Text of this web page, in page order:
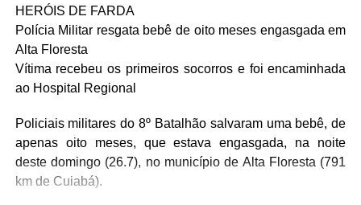
HERÓIS DE FARDA
Polícia Militar resgata bebê de oito meses engasgada em
Alta Floresta
Vítima recebeu os primeiros socorros e foi encaminhada
ao Hospital Regional
Policiais militares do 8º Batalhão salvaram uma bebê, de
apenas oito meses, que estava engasgada, na noite
deste domingo (26.7), no município de Alta Floresta (791
km de Cuiabá).